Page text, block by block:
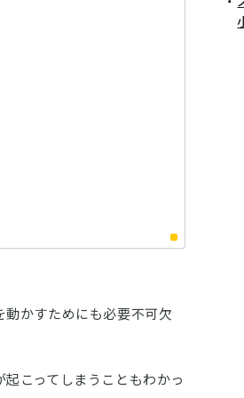
動かすためにも必要不可欠
こってしまうこともわかっ